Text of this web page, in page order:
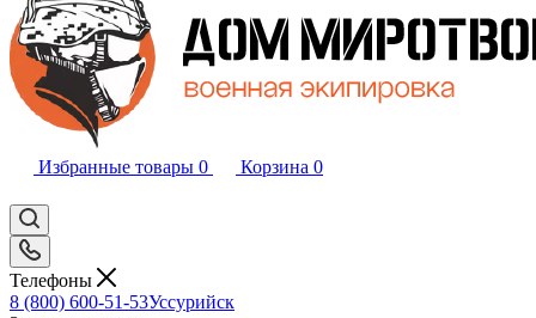
Избранные товары 0 Корзина 0
Телефоны
8 (800) 600-51-53Уссурийск